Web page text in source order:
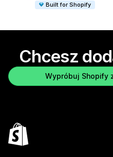
Built for Shopify
Chcesz
Wypróbuj Shopify